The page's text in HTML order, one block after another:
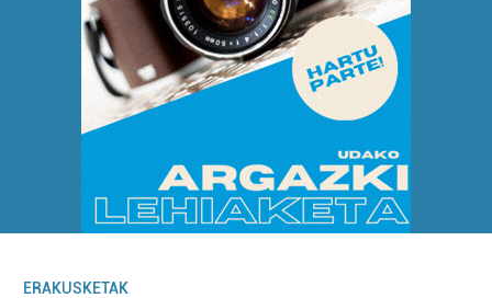
ERAKUSKETAK